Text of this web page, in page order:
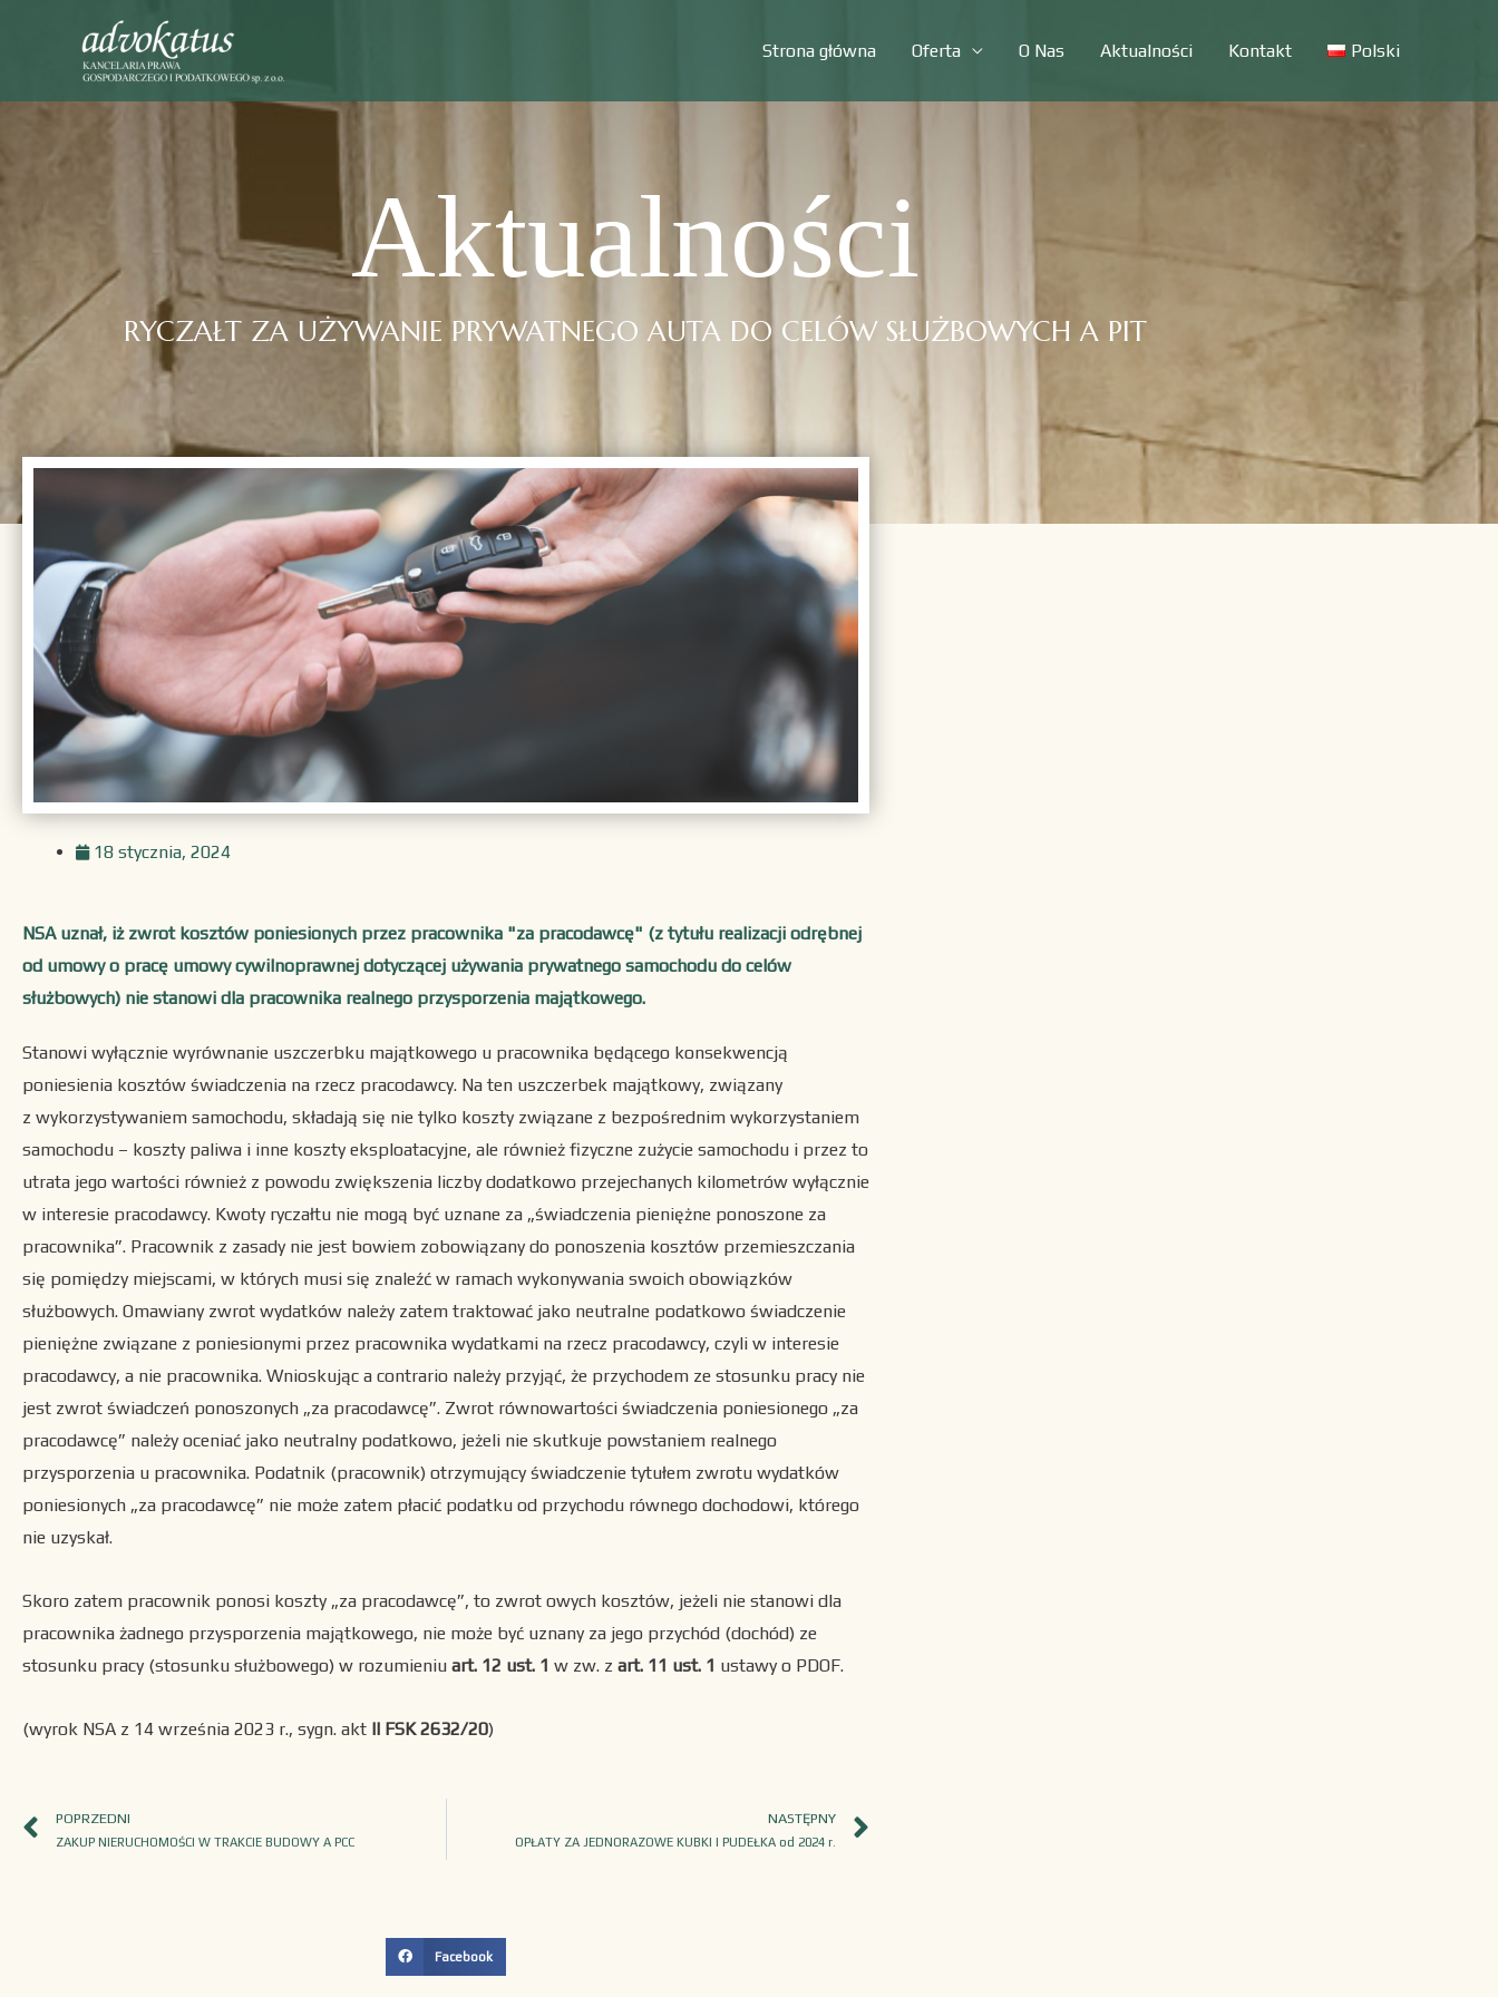
Strona główna Oferta O Nas Aktualności Kontakt Polski
Aktualności
RYCZAŁT ZA UŻYWANIE PRYWATNEGO AUTA DO CELÓW SŁUŻBOWYCH A PIT
18 stycznia, 2024
NSA uznał, iż zwrot kosztów poniesionych przez pracownika "za pracodawcę" (z tytułu realizacji odrębnej
od umowy o pracę umowy cywilnoprawnej dotyczącej używania prywatnego samochodu do celów
służbowych) nie stanowi dla pracownika realnego przysporzenia majątkowego.
Stanowi wyłącznie wyrównanie uszczerbku majątkowego u pracownika będącego konsekwencją
poniesienia kosztów świadczenia na rzecz pracodawcy. Na ten uszczerbek majątkowy, związany
z wykorzystywaniem samochodu, składają się nie tylko koszty związane z bezpośrednim wykorzystaniem
samochodu – koszty paliwa i inne koszty eksploatacyjne, ale również fizyczne zużycie samochodu i przez to
utrata jego wartości również z powodu zwiększenia liczby dodatkowo przejechanych kilometrów wyłącznie
w interesie pracodawcy. Kwoty ryczałtu nie mogą być uznane za „świadczenia pieniężne ponoszone za
pracownika”. Pracownik z zasady nie jest bowiem zobowiązany do ponoszenia kosztów przemieszczania
się pomiędzy miejscami, w których musi się znaleźć w ramach wykonywania swoich obowiązków
służbowych. Omawiany zwrot wydatków należy zatem traktować jako neutralne podatkowo świadczenie
pieniężne związane z poniesionymi przez pracownika wydatkami na rzecz pracodawcy, czyli w interesie
pracodawcy, a nie pracownika. Wnioskując a contrario należy przyjąć, że przychodem ze stosunku pracy nie
jest zwrot świadczeń ponoszonych „za pracodawcę”. Zwrot równowartości świadczenia poniesionego „za
pracodawcę” należy oceniać jako neutralny podatkowo, jeżeli nie skutkuje powstaniem realnego
przysporzenia u pracownika. Podatnik (pracownik) otrzymujący świadczenie tytułem zwrotu wydatków
poniesionych „za pracodawcę” nie może zatem płacić podatku od przychodu równego dochodowi, którego
nie uzyskał.
Skoro zatem pracownik ponosi koszty „za pracodawcę”, to zwrot owych kosztów, jeżeli nie stanowi dla
pracownika żadnego przysporzenia majątkowego, nie może być uznany za jego przychód (dochód) ze
stosunku pracy (stosunku służbowego) w rozumieniu art. 12 ust. 1 w zw. z art. 11 ust. 1 ustawy o PDOF.
(wyrok NSA z 14 września 2023 r., sygn. akt II FSK 2632/20)
POPRZEDNI
ZAKUP NIERUCHOMOŚCI W TRAKCIE BUDOWY A PCC
NASTĘPNY
OPŁATY ZA JEDNORAZOWE KUBKI I PUDEŁKA od 2024 r.
Facebook